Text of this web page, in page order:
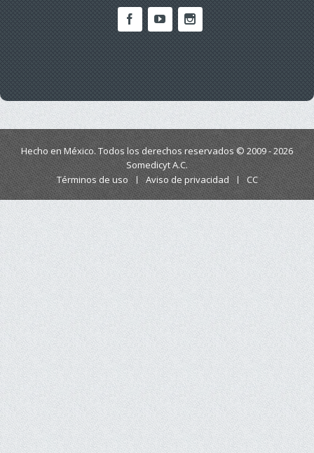
Hecho en México. Todos los derechos reservados © 2009 - 2026
Somedicyt A.C.
Términos de uso
Aviso de privacidad CC